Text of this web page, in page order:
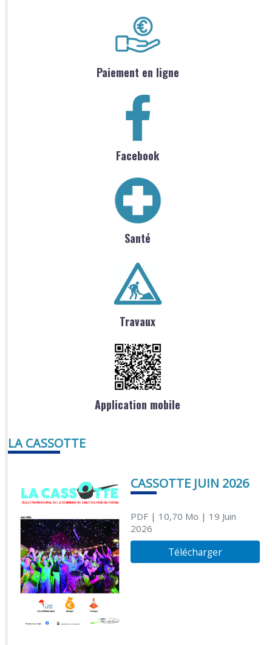
Paiement en ligne
Facebook
Santé
Travaux
Application mobile
LA CASSOTTE
CASSOTTE JUIN 2026
PDF| 10,70 Mo | 19 Juin
2026
Télécharger